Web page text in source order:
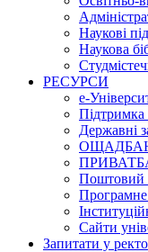
Наукові
Наукова
РЕСУРСИ
е-
Підтримка
Державні
Поштовий
Програмне
Сайти
Запитати у